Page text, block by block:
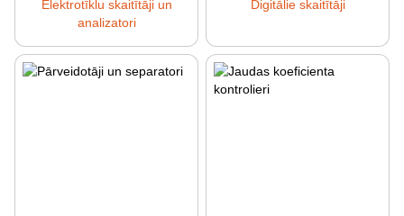
Elektrotīklu skaitītāji un
analizatori
Digitālie skaitītāji